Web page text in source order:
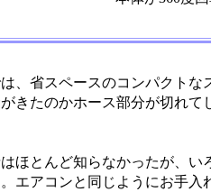
、省スペースのコンパクトな
きたのかホース部分が切れて
ほとんど知らなかったが、い
エアコンと同じようにお手入